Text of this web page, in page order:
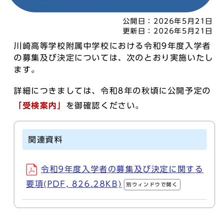
公開日： 2026年5月21日
更新日： 2026年5月21日
川崎高等学校附属中学校における令和9年度入学者
の募集及び決定については、次のとおり実施いたし
ます。
詳細につきましては、令和8年の秋頃に公開予定の
「受検案内」 を御確認ください。
関連資料
令和9年度入学者の募集及び決定に関する
要項(PDF, 826.28KB)
別ウィンドウで開く